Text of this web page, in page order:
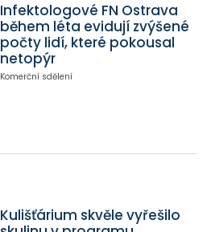
Infektologové FN Ostrava
během léta evidují zvýšené
počty lidí, které pokousal
netopýr
Komerční sdělení
Kulišťárium skvěle vyřešilo